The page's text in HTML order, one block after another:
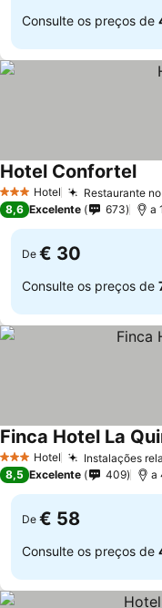
Consulte os preços de
3 EstrelasHotel Restaurante
Hotel ConfortelVer
8,6 Excelente 673 a
De € 30
Consulte os preços de
3 EstrelasHotel Instalações
Finca Hotel La
8,5 Excelente 409 a
De € 58
Consulte os preços de